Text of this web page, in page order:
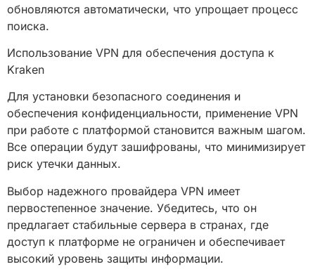
обновляются автоматически, что упрощает процесс
поиска.
Использование VPN для обеспечения доступа к
Kraken
Для установки безопасного соединения и
обеспечения конфиденциальности, применение VPN
при работе с платформой становится важным шагом.
Все операции будут зашифрованы, что минимизирует
риск утечки данных.
Выбор надежного провайдера VPN имеет
первостепенное значение. Убедитесь, что он
предлагает стабильные сервера в странах, где
доступ к платформе не ограничен и обеспечивает
высокий уровень защиты информации.